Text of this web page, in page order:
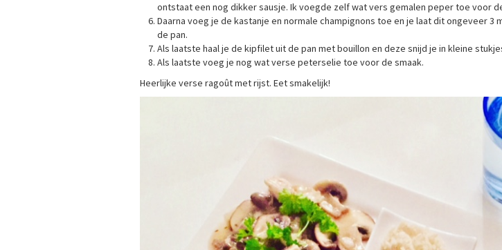
ontstaat een nog dikker sausje. Ik voegde zelf wat vers gemalen peper toe voor
Daarna voeg je de kastanje en normale champignons toe en je laat dit ongeveer 3
de pan.
Als laatste haal je de kipfilet uit de pan met bouillon en deze snijd je in kleine
Als laatste voeg je nog wat verse peterselie toe voor de smaak.
Heerlijke verse ragoût met rijst. Eet smakelijk!